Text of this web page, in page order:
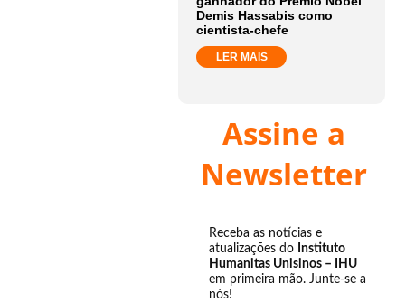
Demis Hassabis como
cientista-chefe
LER MAIS
Assine a
Newsletter
Receba as notícias e
atualizações do Instituto
Humanitas Unisinos – IHU
em primeira mão. Junte-se a
nós!